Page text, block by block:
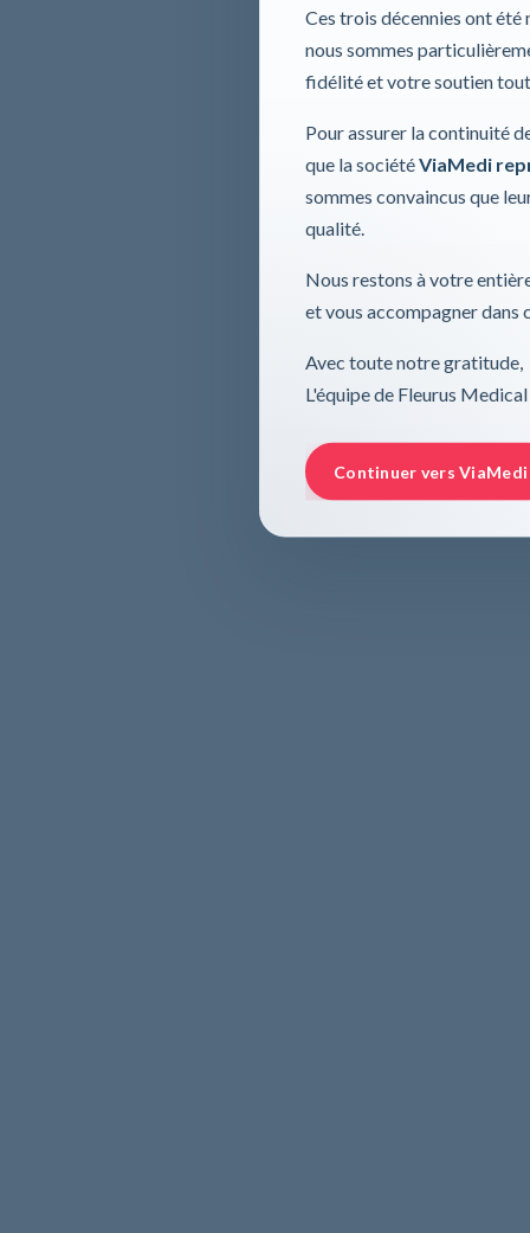
Ces trois décennies ont
nous sommes
fidélité et votre soutien
Pour assurer la continuité
que la sociétéViaMedi
sommes convaincus que
qualité.
Nous restons à votre
et vous accompagner dans
Avec toute notre gratitude,
L'équipe de Fleurus Medical
Continuer vers ViaMedi